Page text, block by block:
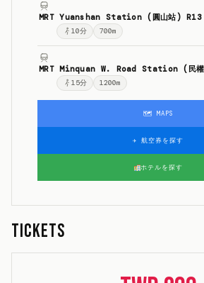
MRT Yuanshan Station (圓山站) R13
10分 700m
MRT Minquan W. Road Station (民權
15分 1200m
🗺 MAPS
✈ 航空券を探す
ホテルを探す
Tickets